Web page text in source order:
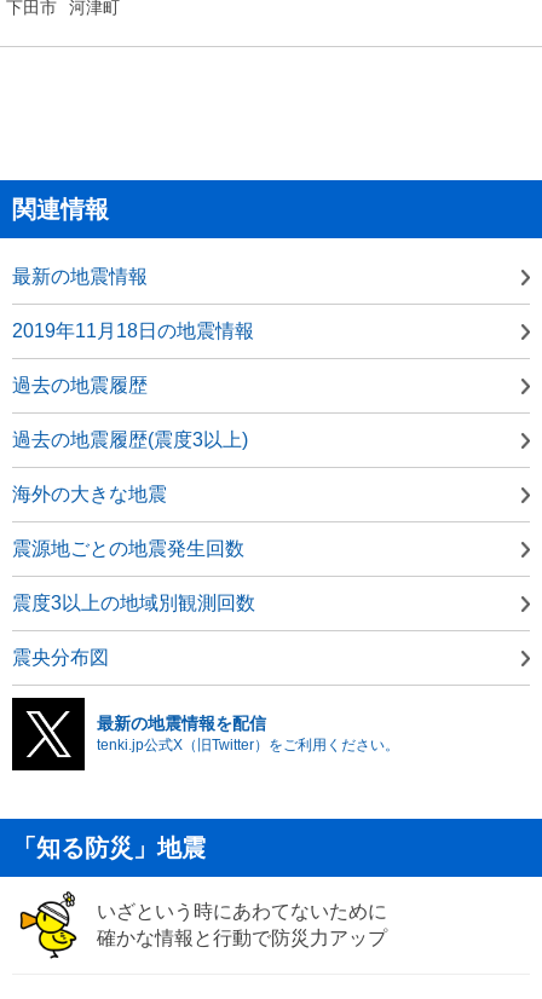
下田市 河津町
関連情報
最新の地震情報
2019年11月18日の地震情報
過去の地震履歴
過去の地震履歴(震度3以上)
海外の大きな地震
震源地ごとの地震発生回数
震度3以上の地域別観測回数
震央分布図
最新の地震情報を配信
tenki.jp公式X（旧Twitter）をご利用ください。
「知る防災」地震
いざという時にあわてないために
確かな情報と行動で防災力アップ